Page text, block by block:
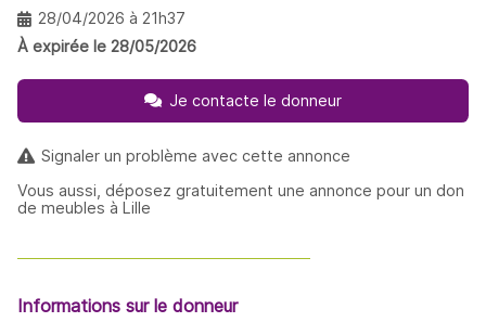
28/04/2026 à 21h37
À expirée le 28/05/2026
Je contacte le donneur
Signaler un problème avec cette annonce
Vous aussi, déposez gratuitement une annonce pour un don
de meubles à Lille
Informations sur le donneur